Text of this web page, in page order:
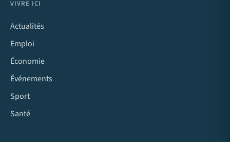
VIVRE ICI
Actualités
Emploi
Économie
Événements
Sport
Santé